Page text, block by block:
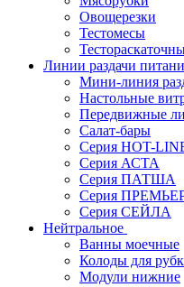
Овощерезки
Тестомесы
Линии раздачи
Мини-линия
Настольные
Передвижные
Салат-бары
Серия HOT-
Серия АСТА
Серия ПАТША
Серия
Серия СЕЙЛА
Нейтральное
Ванны моечные
Колоды для
Модули нижние